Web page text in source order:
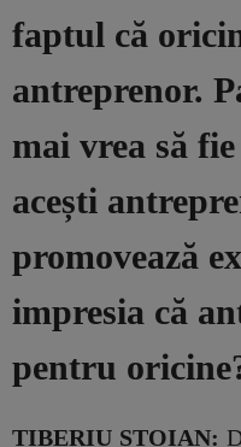
faptul că
antreprenor.
mai vrea să
acești
promovează
impresia că
pentru
TIBERIU STOIAN: